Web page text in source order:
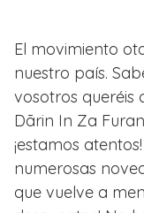
El movimiento
nuestro país.
vosotros queréis
Dārin In Za
¡estamos
numerosas
que vuelve a